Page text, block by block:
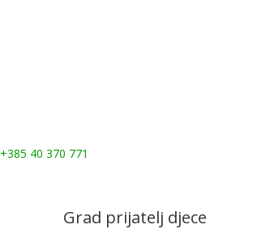
+385 40 370 771
Grad prijatelj djece